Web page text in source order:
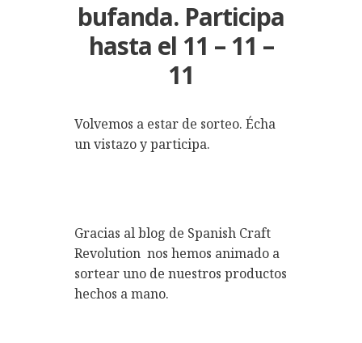
bufanda. Participa
hasta el 11 – 11 –
11
Volvemos a estar de sorteo. Écha
un vistazo y participa.
Gracias al blog de Spanish Craft
Revolution nos hemos animado a
sortear uno de nuestros productos
hechos a mano.